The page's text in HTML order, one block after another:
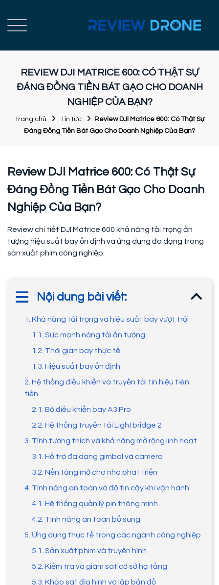
REVIEW DJI MATRICE 600: CÓ THẬT SỰ
ĐÁNG ĐỒNG TIỀN BÁT GẠO CHO DOANH
NGHIỆP CỦA BẠN?
Trang chủ Tin tức
Review DJI Matrice 600: Có Thật Sự
Đáng Đồng Tiền Bát Gạo Cho Doanh Nghiệp Của Bạn?
Review DJI Matrice 600: Có Thật Sự
Đáng Đồng Tiền Bát Gạo Cho Doanh
Nghiệp Của Bạn?
Review chi tiết DJI Matrice 600 khả năng tải trọng ấn
tượng hiệu suất bay ổn định và ứng dụng đa dạng trong
sản xuất phim công nghiệp.
Nội dung bài viết:
1. Khả năng tải trọng và hiệu suất bay vượt trội
1.1. Sức mạnh nâng tải ấn tượng
1.2. Thời gian bay thực tế
1.3. Hiệu suất bay ổn định
2. Hệ thống điều khiển và truyền tải tín hiệu tiên
tiến
2.1. Bộ điều khiển bay A3 Pro
2.2. Hệ thống truyền tải Lightbridge 2
3. Tính tương thích và khả năng mở rộng linh hoạt
3.1. Hỗ trợ đa dạng gimbal và camera
3.2. Nền tảng mở cho nhà phát triển
4. Tính năng an toàn và độ tin cậy khi vận hành
4.1. Hệ thống quản lý pin thông minh
4.2. Tính năng an toàn bổ sung
5. Ứng dụng thực tế trong các ngành công nghiệp
5.1. Sản xuất phim và truyền hình
5.2. Kiểm tra và giám sát cơ sở hạ tầng
5.3. Khảo sát địa hình và lập bản đồ